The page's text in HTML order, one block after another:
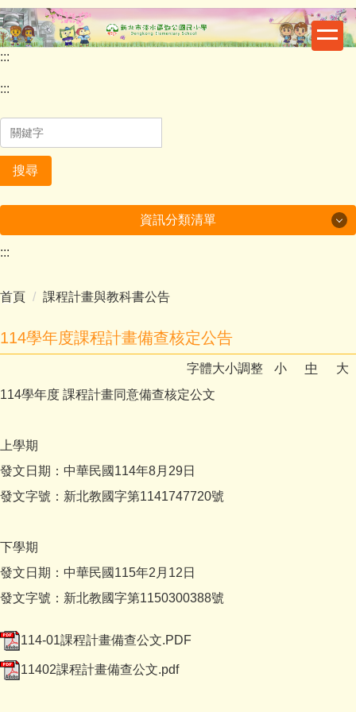
跳
到
主
內
區
:::
:::
搜尋
資訊分類清單
重要公告
鄧公行事曆
鄧公社團
鄧公附幼
學習資源
English
:::
首頁 課程計畫與教科書公告
114學年度課程計畫備查核定公告
字體大小調整 小 中
大
114學年度 課程計畫同意備查核定公文
上學期
發文日期：中華民國114年8月29日
發文字號：新北教國字第1141747720號
下學期
發文日期：中華民國115年2月12日
發文字號：新北教國字第1150300388號
114-01課程計畫備查公文.PDF
11402課程計畫備查公文.pdf